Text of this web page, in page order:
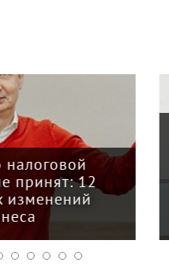
налоговой
принят: 12
изменений